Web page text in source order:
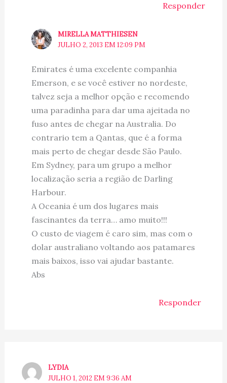
Responder
MIRELLA MATTHIESEN
JULHO 2, 2013 EM 12:09 PM
Emirates é uma excelente companhia
Emerson, e se você estiver no nordeste,
talvez seja a melhor opção e recomendo
uma paradinha para dar uma ajeitada no
fuso antes de chegar na Australia. Do
contrario tem a Qantas, que é a forma
mais perto de chegar desde São Paulo.
Em Sydney, para um grupo a melhor
localização seria a região de Darling
Harbour.
A Oceania é um dos lugares mais
fascinantes da terra… amo muito!!!
O custo de viagem é caro sim, mas com o
dolar australiano voltando aos patamares
mais baixos, isso vai ajudar bastante.
Abs
Responder
LYDIA
JULHO 1, 2012 EM 9:36 AM